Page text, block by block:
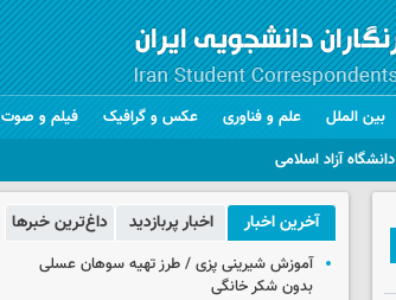
دانشگاه آزاد اسلامی
بین الملل علم و فناوری عکس و گرافیک فیلم و صوت
آخرین اخبار اخبار پربازدید داغ‌ترین خبرها
آموزش شیرینی پزی / طرز تهیه سوهان عسلی
بدون شکر خانگی